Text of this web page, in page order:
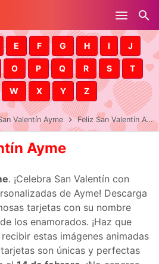
main content
E F G H I J
O P Q R S T
W X Y Z
Valentín Ayme Feliz San Valentín Ayme
Ayme
. ¡Celebra San Valentín con
de Ayme! Descarga
tarjetas con su nombre
los enamorados. ¡Haz que
estas imágenes animadas
son únicas y perfectas